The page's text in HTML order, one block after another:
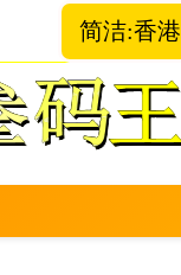
简洁:香港